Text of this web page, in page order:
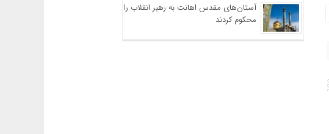
آستان‌های مقدس اهانت به رهبر انقلاب را
محکوم کردند